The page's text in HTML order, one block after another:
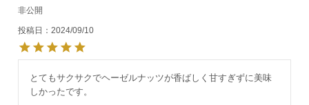
非公開
投稿日 2024/09/10
とてもサクサクでヘーゼルナッツが香ばしく甘すぎずに美味
しかったです。